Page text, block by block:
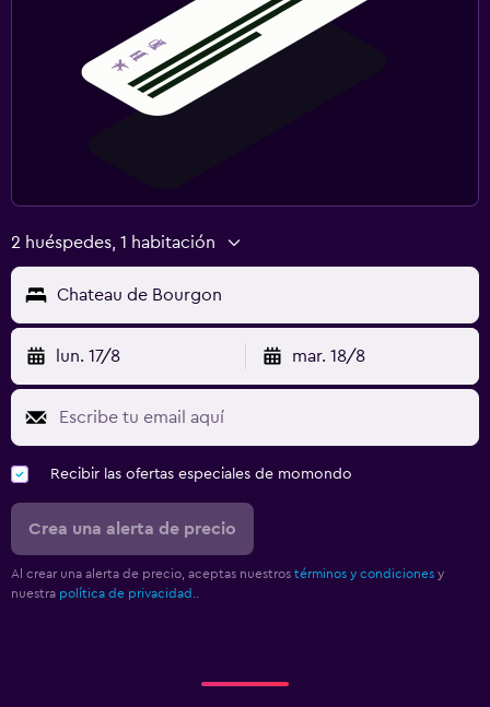
2 huéspedes, 1 habitación
Chateau de Bourgon
lun. 17/8 mar. 18/8
Recibir las ofertas especiales de momondo
Crea una alerta de precio
Al crear una alerta de precio, aceptas nuestros términos y condiciones y
nuestra política de privacidad.